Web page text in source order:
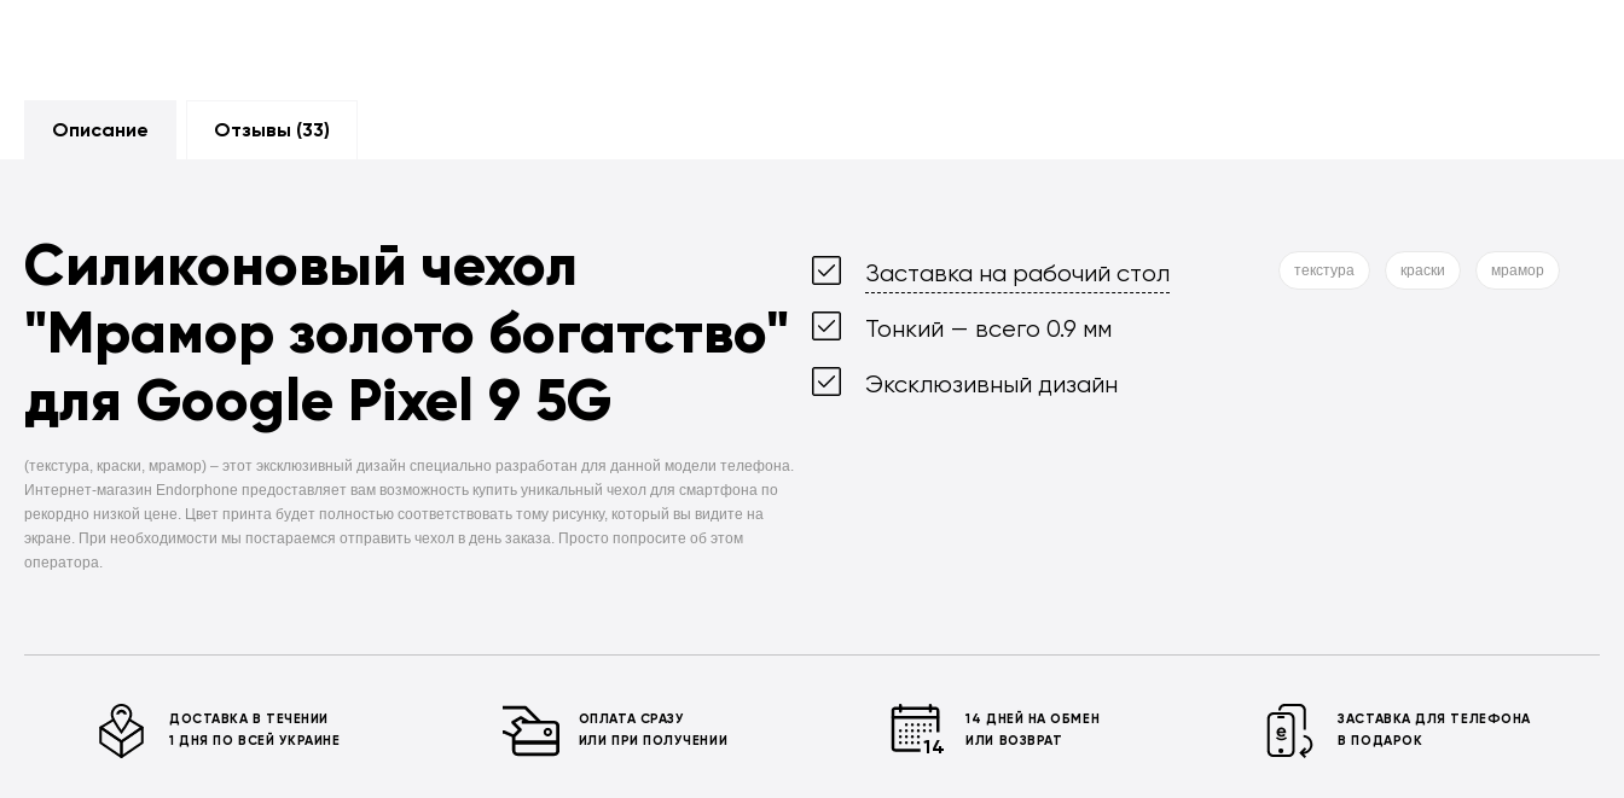
Описание Отзывы (33)
Силиконовый чехол
"Мрамор золото богатство"
для Google Pixel 9 5G
(текстура, краски, мрамор) – этот эксклюзивный дизайн специально разработан для данной модели телефона.
Интернет-магазин Endorphone предоставляет вам возможность купить уникальный чехол для смартфона по
рекордно низкой цене. Цвет принта будет полностью соответствовать тому рисунку, который вы видите на
экране. При необходимости мы постараемся отправить чехол в день заказа. Просто попросите об этом
оператора.
Заставка на рабочий стол
Тонкий — всего 0.9 мм
Эксклюзивный дизайн
текстура краски мрамор
ДОСТАВКА В ТЕЧЕНИИ
1 ДНЯ ПО ВСЕЙ УКРАИНЕ
ОПЛАТА СРАЗУ
ИЛИ ПРИ ПОЛУЧЕНИИ
14 ДНЕЙ НА ОБМЕН
ИЛИ ВОЗВРАТ
ЗАСТАВКА ДЛЯ ТЕЛЕФОНА
В ПОДАРОК